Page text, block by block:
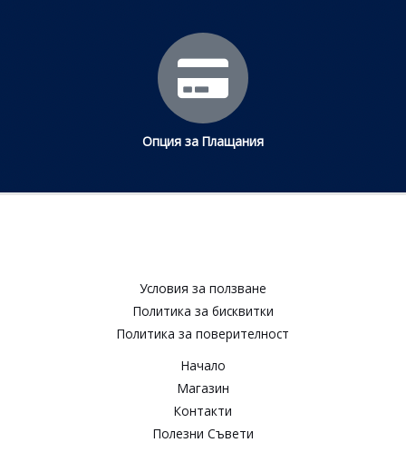
Опция за Плащания
Условия за ползване​
Политика за бисквитки​
Политика за поверителност​
Начало
Магазин
Контакти
Полезни Съвети